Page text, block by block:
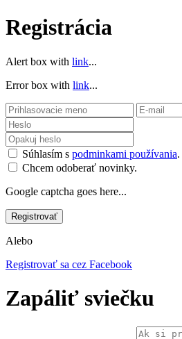
Registrácia
Alert box with link...
Error box with link...
Súhlasím s podminkami používania.
Chcem odoberať novinky.
Google captcha goes here...
Alebo
Registrovať sa cez Facebook
Zapáliť sviečku